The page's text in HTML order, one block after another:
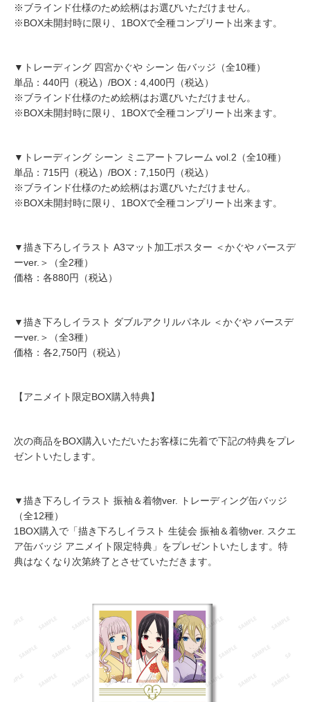
※ブラインド仕様のため絵柄はお選びいただけません。
※BOX未開封時に限り、1BOXで全種コンプリート出来ます。
▼トレーディング 四宮かぐや シーン 缶バッジ（全10種）
単品：440円（税込）/BOX：4,400円（税込）
※ブラインド仕様のため絵柄はお選びいただけません。
※BOX未開封時に限り、1BOXで全種コンプリート出来ます。
▼トレーディング シーン ミニアートフレーム vol.2（全10種）
単品：715円（税込）/BOX：7,150円（税込）
※ブラインド仕様のため絵柄はお選びいただけません。
※BOX未開封時に限り、1BOXで全種コンプリート出来ます。
▼描き下ろしイラスト A3マット加工ポスター ＜かぐや バースデ
ーver.＞（全2種）
価格：各880円（税込）
▼描き下ろしイラスト ダブルアクリルパネル ＜かぐや バースデ
ーver.＞（全3種）
価格：各2,750円（税込）
【アニメイト限定BOX購入特典】
次の商品をBOX購入いただいたお客様に先着で下記の特典をプレ
ゼントいたします。
▼描き下ろしイラスト 振袖＆着物ver. トレーディング缶バッジ
（全12種）
1BOX購入で「描き下ろしイラスト 生徒会 振袖＆着物ver. スクエ
ア缶バッジ アニメイト限定特典」をプレゼントいたします。特
典はなくなり次第終了とさせていただきます。